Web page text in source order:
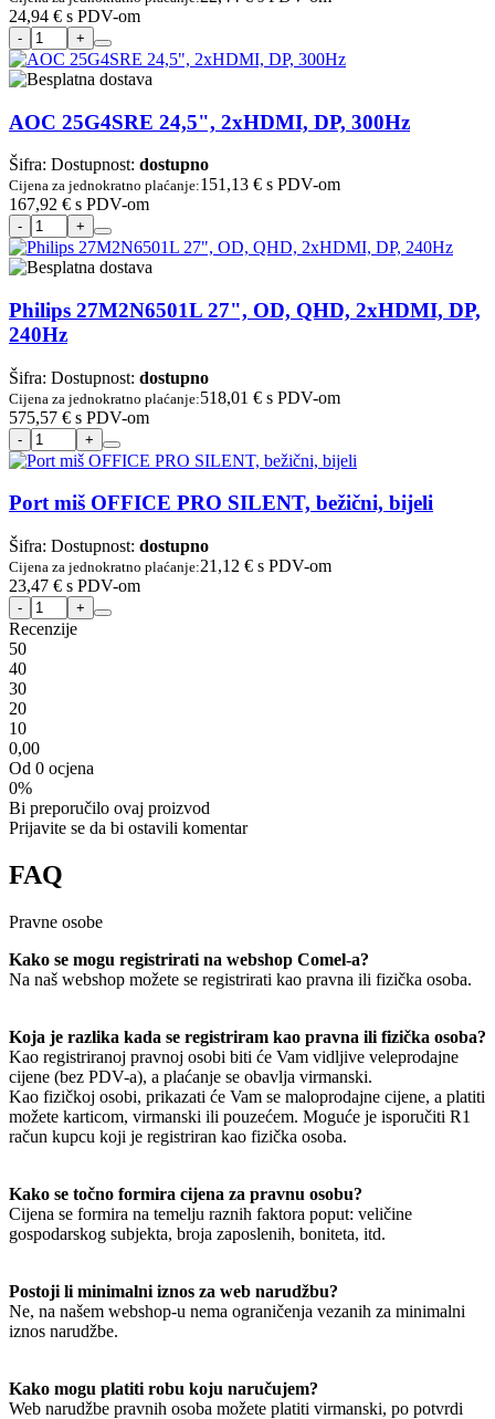
24,94 € s PDV-om
AOC 25G4SRE 24,5", 2xHDMI, DP, 300Hz
Šifra: Dostupnost: dostupno
Cijena za jednokratno plaćanje:151,13 € s PDV-om
167,92 € s PDV-om
Philips 27M2N6501L 27", OD, QHD, 2xHDMI, DP,
240Hz
Šifra: Dostupnost: dostupno
Cijena za jednokratno plaćanje:518,01 € s PDV-om
575,57 € s PDV-om
Port miš OFFICE PRO SILENT, bežični, bijeli
Šifra: Dostupnost: dostupno
Cijena za jednokratno plaćanje:21,12 € s PDV-om
23,47 € s PDV-om
Recenzije
50
40
30
20
10
0,00
Od 0 ocjena
0%
Bi preporučilo ovaj proizvod
Prijavite se da bi ostavili komentar
FAQ
Pravne osobe
Kako se mogu registrirati na webshop Comel-a?
Na naš webshop možete se registrirati kao pravna ili fizička osoba.
Koja je razlika kada se registriram kao pravna ili fizička osoba?
Kao registriranoj pravnoj osobi biti će Vam vidljive veleprodajne
cijene (bez PDV-a), a plaćanje se obavlja virmanski.
Kao fizičkoj osobi, prikazati će Vam se maloprodajne cijene, a platiti
možete karticom, virmanski ili pouzećem. Moguće je isporučiti R1
račun kupcu koji je registriran kao fizička osoba.
Kako se točno formira cijena za pravnu osobu?
Cijena se formira na temelju raznih faktora poput: veličine
gospodarskog subjekta, broja zaposlenih, boniteta, itd.
Postoji li minimalni iznos za web narudžbu?
Ne, na našem webshop-u nema ograničenja vezanih za minimalni
iznos narudžbe.
Kako mogu platiti robu koju naručujem?
Web narudžbe pravnih osoba možete platiti virmanski, po potvrdi